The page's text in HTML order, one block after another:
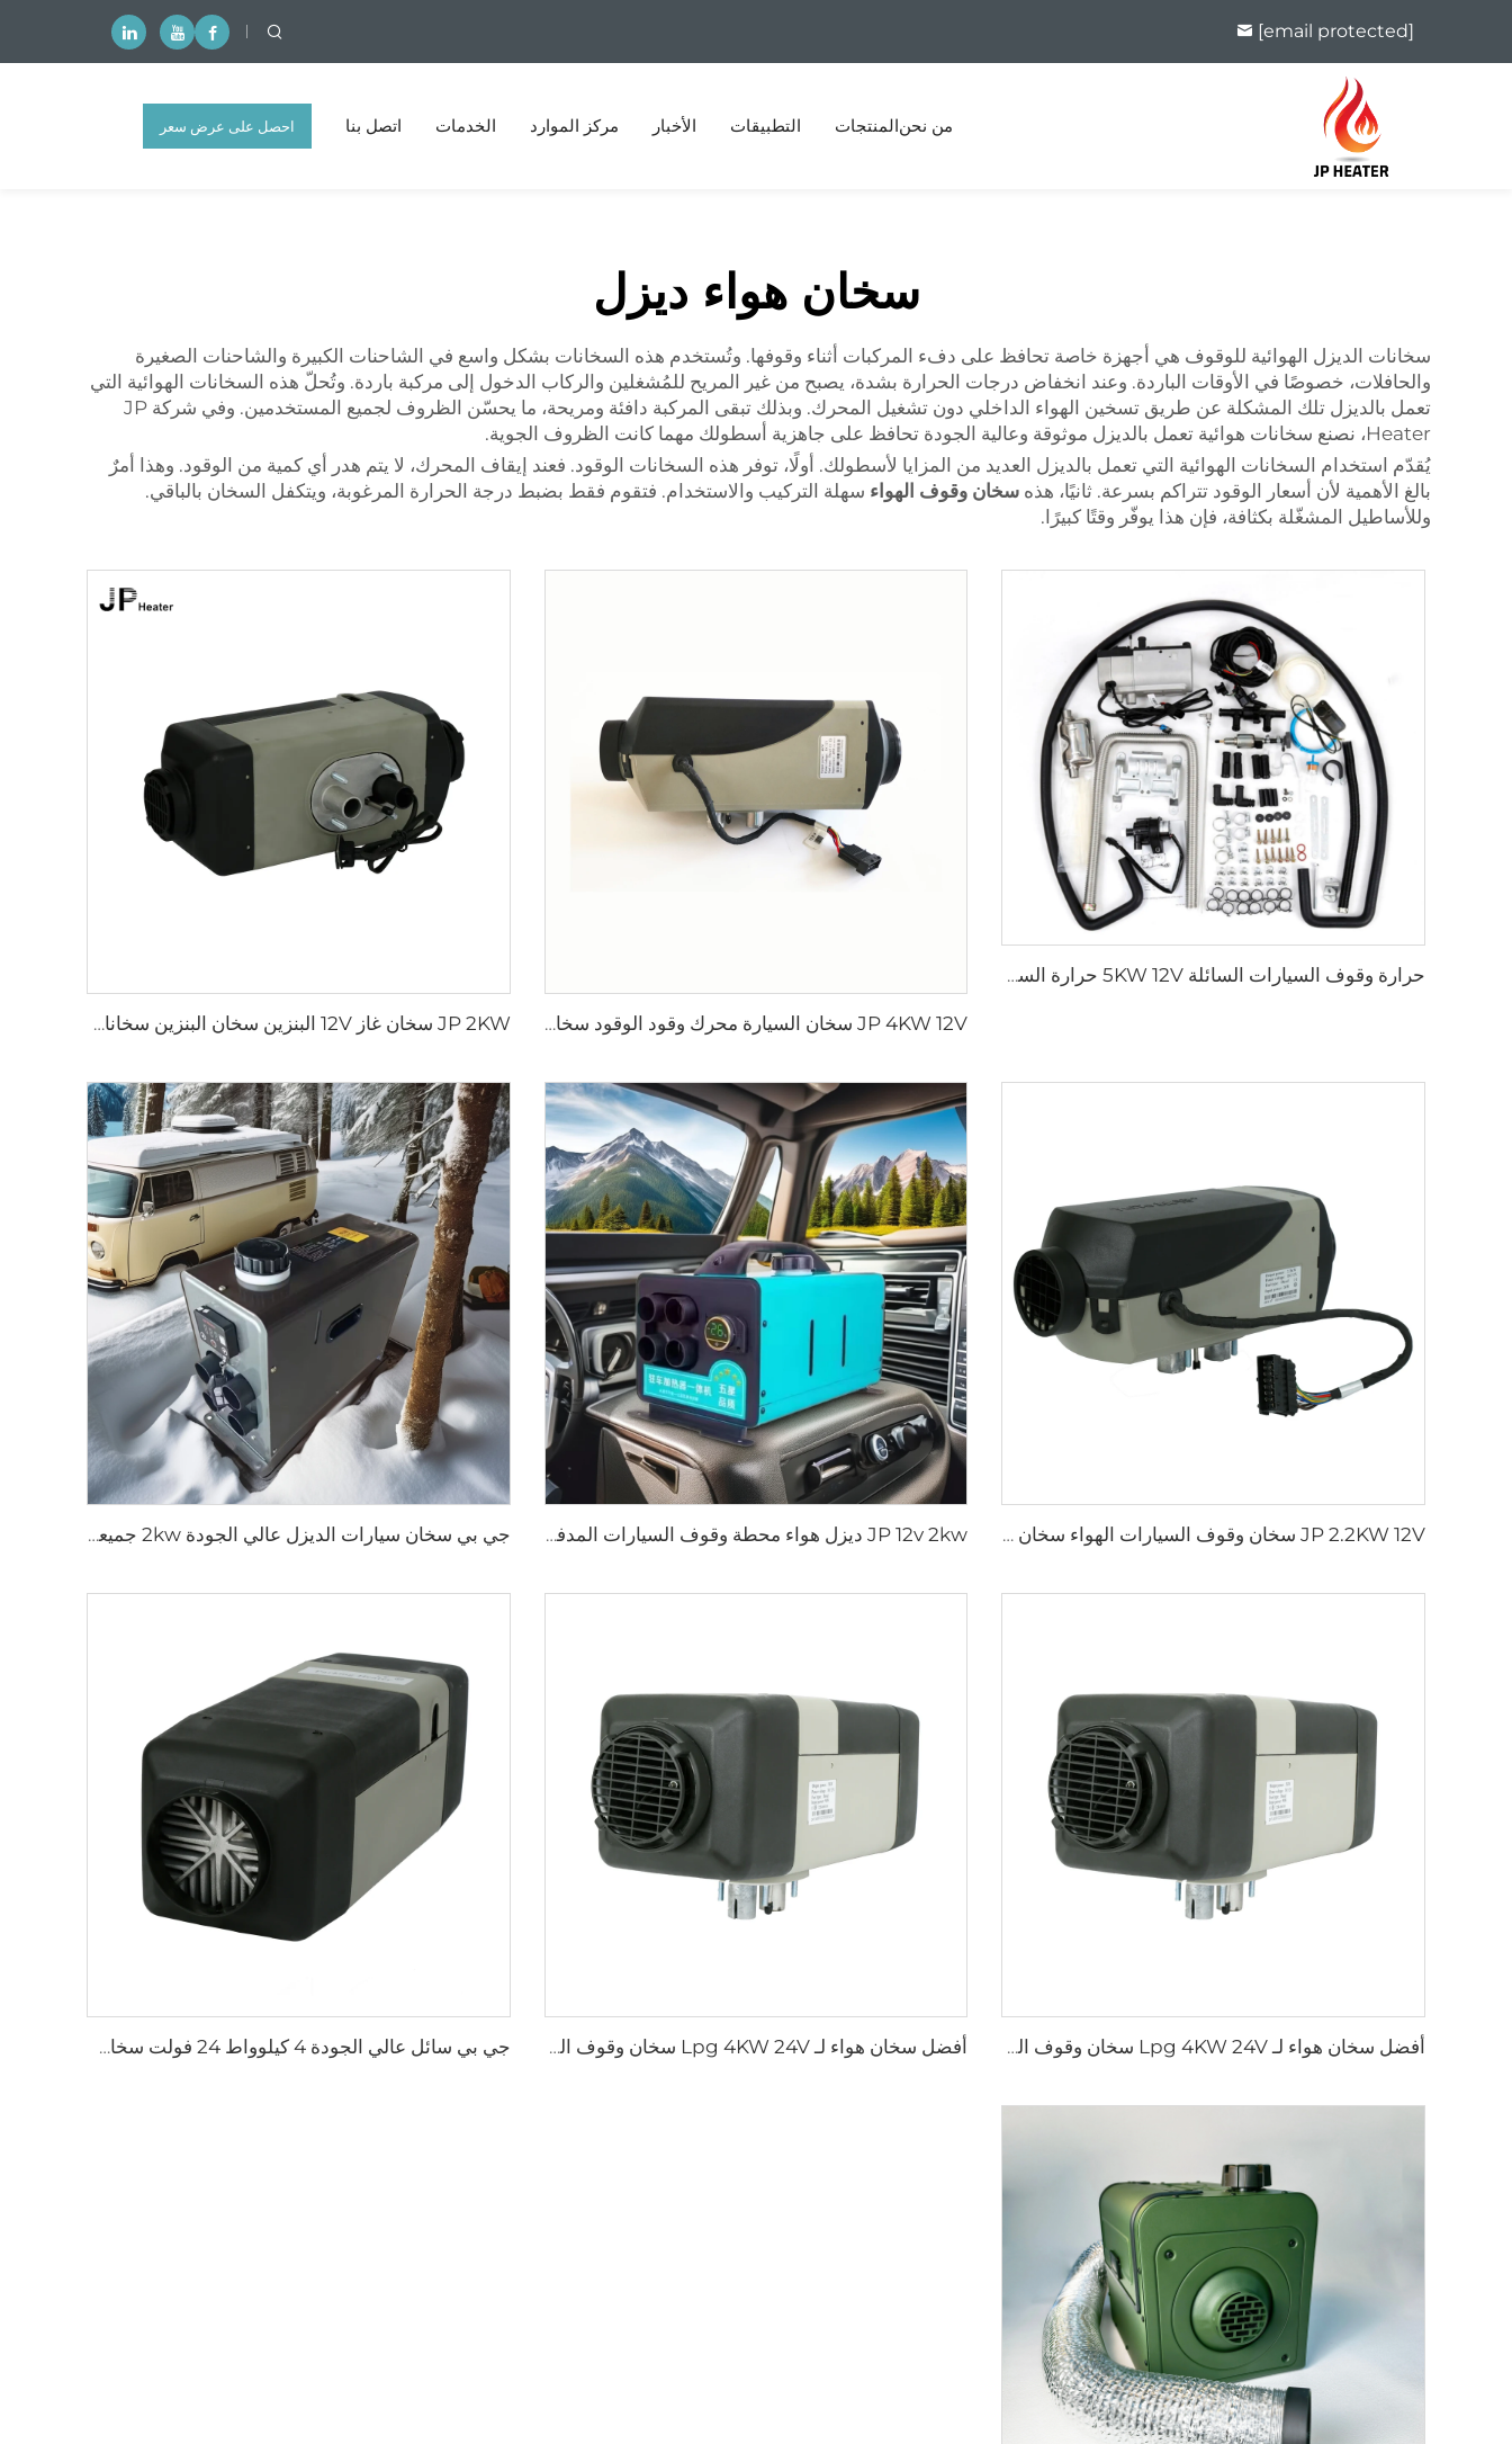
[email protected]
من نحنالمنتجات التطبيقات الأخبار مركز الموارد الخدمات اتصل بنا احصل على عرض سعر
سخان هواء ديزل
سخانات الديزل الهوائية للوقوف هي أجهزة خاصة تحافظ على دفء المركبات أثناء وقوفها. وتُستخدم هذه السخانات بشكل واسع في الشاحنات الكبيرة والشاحنات الصغيرة
والحافلات، خصوصًا في الأوقات الباردة. وعند انخفاض درجات الحرارة بشدة، يصبح من غير المريح للمُشغلين والركاب الدخول إلى مركبة باردة. وتُحلّ هذه السخانات الهوائية التي
تعمل بالديزل تلك المشكلة عن طريق تسخين الهواء الداخلي دون تشغيل المحرك. وبذلك تبقى المركبة دافئة ومريحة، ما يحسّن الظروف لجميع المستخدمين. وفي شركة JP
Heater، نصنع سخانات هوائية تعمل بالديزل موثوقة وعالية الجودة تحافظ على جاهزية أسطولك مهما كانت الظروف الجوية.
يُقدّم استخدام السخانات الهوائية التي تعمل بالديزل العديد من المزايا لأسطولك. أولًا، توفر هذه السخانات الوقود. فعند إيقاف المحرك، لا يتم هدر أي كمية من الوقود. وهذا أمرٌ
بالغ الأهمية لأن أسعار الوقود تتراكم بسرعة. ثانيًا، هذه سخان وقوف الهواء سهلة التركيب والاستخدام. فتقوم فقط بضبط درجة الحرارة المرغوبة، ويتكفل السخان بالباقي.
وللأساطيل المشغّلة بكثافة، فإن هذا يوفّر وقتًا كبيرًا.
حرارة وقوف السيارات السائلة 5KW 12V حرارة السيارة الغاز البنزين حرارة مائية هيدرونية
JP 4KW 12V سخان السيارة محرك وقود الوقود سخان وقود الوقود السفن سخان الديزل مماثل لـ Webasto JP 2KW سخان غاز 12V البنزين سخان البنزين سخانات وقوف السيارات
JP 2.2KW 12V سخان وقوف السيارات الهواء سخان غاز للسيارات الشاحنات القوارب المقطورة JP 12v 2kw ديزل هواء محطة وقوف السيارات المدفئة لمختلف السيارات مع تحكم LED في فصل الشتاء جي بي سخان سيارات الديزل عالي الجودة 2kw جميعها في واحد سخان سيارات الديزل سخانات مواقف السيارات 12v 24v للسيارات شاحنة RV
أفضل سخان هواء لـ Lpg 4KW 24V سخان وقوف السيارات للسيارة أفضل سخان هواء لـ Lpg 4KW 24V سخان وقوف السيارات للسيارة جي بي سائل عالي الجودة 4 كيلوواط 24 فولت سخان وقوف السيارات للقوارب